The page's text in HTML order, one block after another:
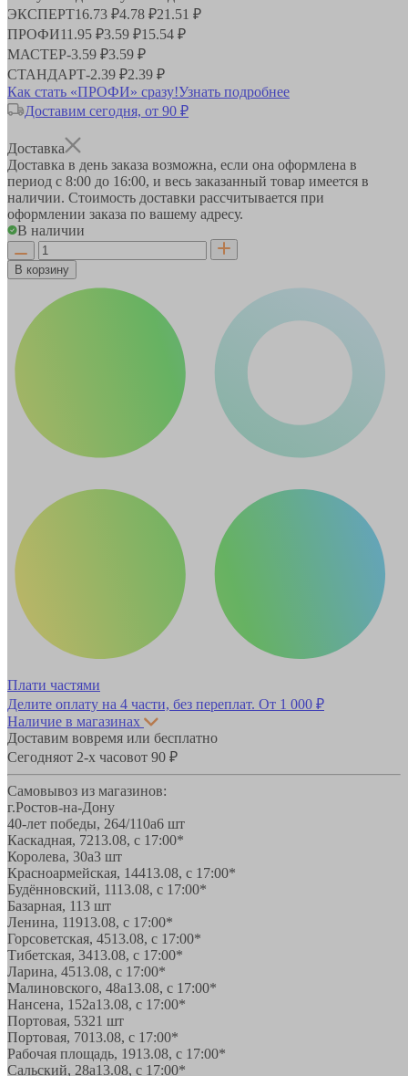
ЭКСПЕРТ16.73 ₽4.78 ₽21.51 ₽
ПРОФИ11.95 ₽3.59 ₽15.54 ₽
МАСТЕР-3.59 ₽3.59 ₽
СТАНДАРТ-2.39 ₽2.39 ₽
Как стать «ПРОФИ» сразу!Узнать подробнее
Доставим сегодня, от 90 ₽
Доставка
Доставка в день заказа возможна, если она оформлена в
период с 8:00 до 16:00, и весь заказанный товар имеется в
наличии. Стоимость доставки рассчитывается при
оформлении заказа по вашему адресу.
В наличии
В корзину
Плати частями
Делите оплату на 4 части, без переплат. От 1 000 ₽
Наличие в магазинах
Доставим вовремя или бесплатно
Сегодняот 2-х часовот 90 ₽
Самовывоз из магазинов:
г.Ростов-на-Дону
40-лет победы, 264/110а6 шт
Каскадная, 7213.08, с 17:00*
Королева, 30а3 шт
Красноармейская, 14413.08, с 17:00*
Будённовский, 1113.08, с 17:00*
Базарная, 113 шт
Ленина, 11913.08, с 17:00*
Горсоветская, 4513.08, с 17:00*
Тибетская, 3413.08, с 17:00*
Ларина, 4513.08, с 17:00*
Малиновского, 48а13.08, с 17:00*
Нансена, 152а13.08, с 17:00*
Портовая, 5321 шт
Портовая, 7013.08, с 17:00*
Рабочая площадь, 1913.08, с 17:00*
Сальский, 28a13.08, с 17:00*